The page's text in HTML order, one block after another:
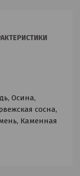
Осина,
сосна,
Каменная